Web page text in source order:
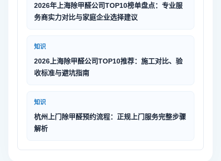
2026年上海除甲醛公司TOP10榜单盘点：专业服
务商实力对比与家庭企业选择建议
知识
2026上海除甲醛公司TOP10推荐：施工对比、验
收标准与避坑指南
知识
杭州上门除甲醛预约流程：正规上门服务完整步骤
解析